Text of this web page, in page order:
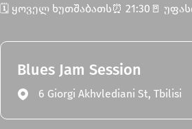
🗓️ ყოველ ხუთშაბათს⏰ 21:30🚪
Blues Jam Session
6 Giorgi Akhvlediani St, Tbilisi